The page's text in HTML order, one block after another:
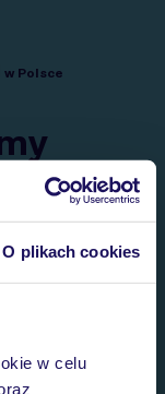
O plikach cookies
w celu
w Polsce
wakacje.